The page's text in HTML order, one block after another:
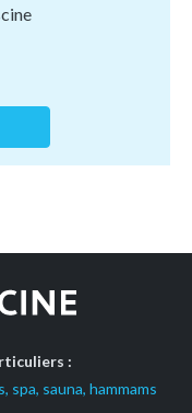
:
spa, sauna, hammams